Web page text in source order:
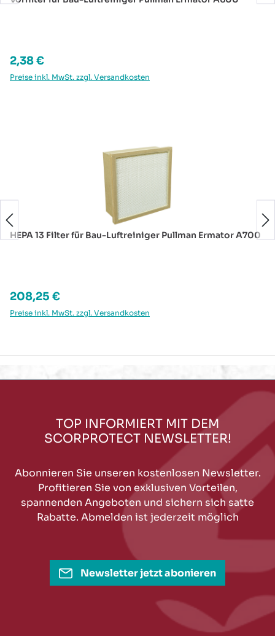
Regulärer Preis:
2,38 €
Preise inkl. MwSt. zzgl. Versandkosten
HEPA 13 Filter für Bau-Luftreiniger Pullman Ermator A700
Regulärer Preis:
208,25 €
Preise inkl. MwSt. zzgl. Versandkosten
TOP INFORMIERT MIT DEM
SCORPROTECT NEWSLETTER!
Abonnieren Sie unseren kostenlosen Newsletter.
Profitieren Sie von exklusiven Vorteilen,
spannenden Angeboten und sichern sich satte
Rabatte. Abmelden ist jederzeit möglich
Newsletter jetzt abonieren